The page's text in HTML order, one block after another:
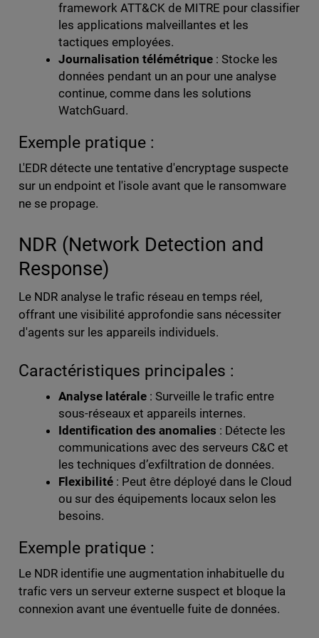
framework ATT&CK de MITRE pour classifier
les applications malveillantes et les
tactiques employées.
Journalisation télémétrique: Stocke les
données pendant un an pour une analyse
continue, comme dans les solutions
WatchGuard.
Exemple pratique :
L'EDR détecte une tentative d'encryptage suspecte
sur un endpoint et l'isole avant que le ransomware
ne se propage.
NDR (Network Detection and
Response)
Le NDR analyse le trafic réseau en temps réel,
offrant une visibilité approfondie sans nécessiter
d'agents sur les appareils individuels.
Caractéristiques principales :
Analyse latérale: Surveille le trafic entre
sous-réseaux et appareils internes.
Identification des anomalies : Détecte les
communications avec des serveurs C&C et
les techniques d’exfiltration de données.
Flexibilité: Peut être déployé dans le Cloud
ou sur des équipements locaux selon les
besoins.
Exemple pratique :
Le NDR identifie une augmentation inhabituelle du
trafic vers un serveur externe suspect et bloque la
connexion avant une éventuelle fuite de données.